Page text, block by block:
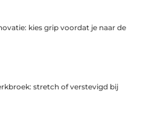
kies grip voordat je naar de
stretch of verstevigd bij